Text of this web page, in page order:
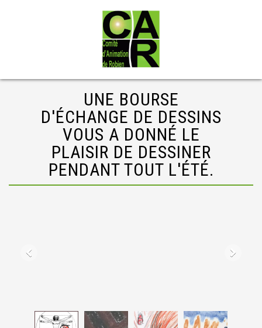
UNE BOURSE
D'ÉCHANGE DE DESSINS
VOUS A DONNÉ LE
PLAISIR DE DESSINER
PENDANT TOUT L'ÉTÉ.